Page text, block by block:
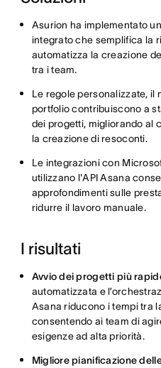
Asurion ha implementato
integrato che semplifica la
automatizza la creazione
tra i team.
Le regole personalizzate, il
portfolio contribuiscono a
dei progetti, migliorando al
la creazione di resoconti.
Le integrazioni con
utilizzano l'API Asana
approfondimenti sulle
ridurre il lavoro manuale.
I risultati
Avvio dei progetti più
automatizzata e
Asana riducono i tempi tra
consentendo ai team di
esigenze ad alta priorità.
Migliore pianificazione